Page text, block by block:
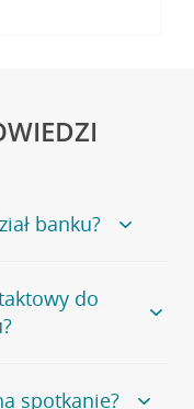
banku?
zapraszamy na
znajduje się
do
numeru
spotkanie?